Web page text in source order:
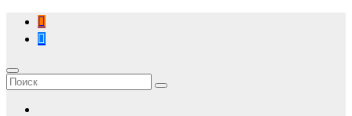
Перейти
содержимому